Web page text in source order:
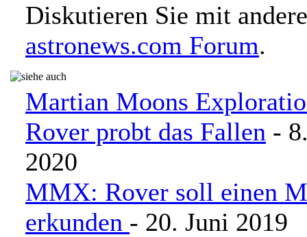
Diskutieren Sie mit
astronews.com Forum.
Martian Moons
Rover probt das Fallen -
2020
MMX: Rover soll einen
erkunden - 20. Juni 2019